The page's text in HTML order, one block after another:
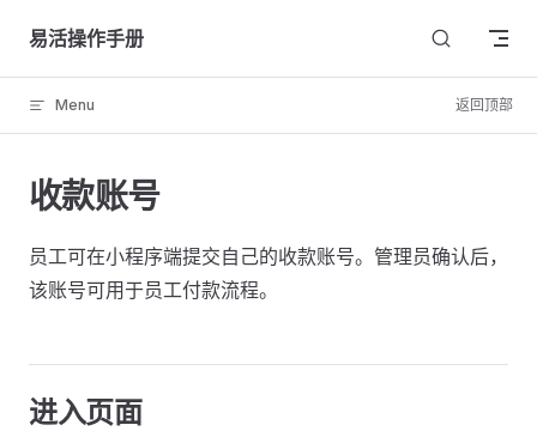
Skip to content
易活操作手册
Menu 返回顶部
收款账号
员工可在小程序端提交自己的收款账号。管理员确认后，
该账号可用于员工付款流程。
进入页面